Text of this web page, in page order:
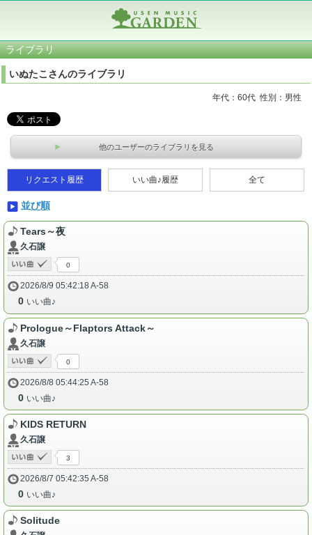
ライブラリ
いぬたこさんのライブラリ
年代：60代 性別：男性
他のユーザーのライブラリを見る
リクエスト履歴 いい曲♪履歴 全て
並び順
Tears～夜
久石譲
0
2026/8/9 05:42:18 A-58
0 いい曲♪
Prologue～Flaptors Attack～
久石譲
0
2026/8/8 05:44:25 A-58
0 いい曲♪
KIDS RETURN
久石譲
3
2026/8/7 05:42:35 A-58
0 いい曲♪
Solitude